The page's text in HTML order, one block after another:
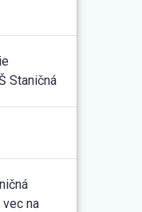
Staničná
na